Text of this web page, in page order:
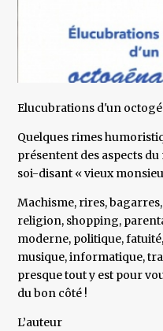
Elucubrations d'un
Quelques rimes
présentent des aspects
soi-disant « vieux
Machisme, rires,
religion, shopping,
moderne, politique,
musique, informatique,
presque tout y est pour
du bon côté !
L’auteur